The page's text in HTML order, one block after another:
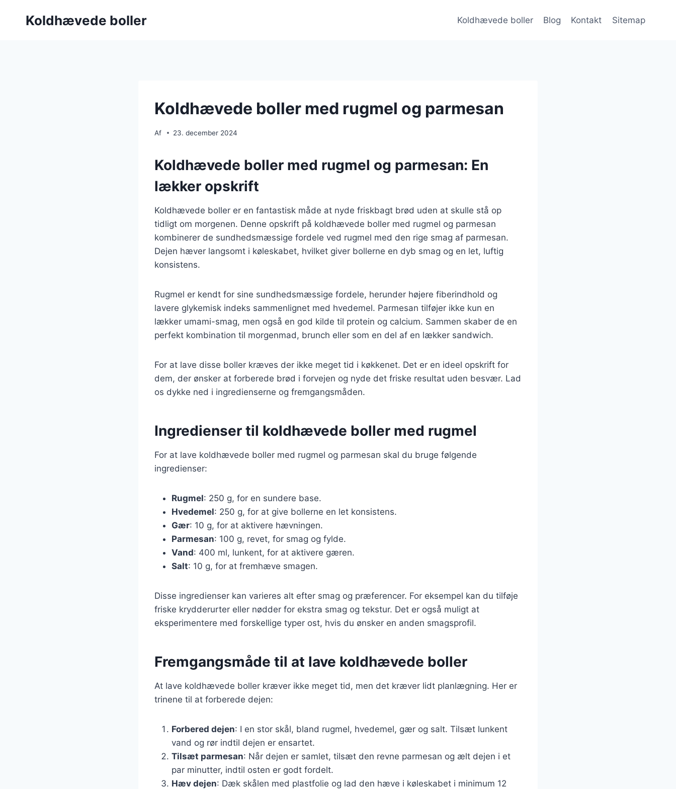
Koldhævede boller Koldhævede boller Blog Kontakt Sitemap
Koldhævede boller med rugmel og parmesan
Af 23. december 2024
Koldhævede boller med rugmel og parmesan: En
lækker opskrift
Koldhævede boller er en fantastisk måde at nyde friskbagt brød uden at skulle stå op
tidligt om morgenen. Denne opskrift på koldhævede boller med rugmel og parmesan
kombinerer de sundhedsmæssige fordele ved rugmel med den rige smag af parmesan.
Dejen hæver langsomt i køleskabet, hvilket giver bollerne en dyb smag og en let, luftig
konsistens.
Rugmel er kendt for sine sundhedsmæssige fordele, herunder højere fiberindhold og
lavere glykemisk indeks sammenlignet med hvedemel. Parmesan tilføjer ikke kun en
lækker umami-smag, men også en god kilde til protein og calcium. Sammen skaber de en
perfekt kombination til morgenmad, brunch eller som en del af en lækker sandwich.
For at lave disse boller kræves der ikke meget tid i køkkenet. Det er en ideel opskrift for
dem, der ønsker at forberede brød i forvejen og nyde det friske resultat uden besvær. Lad
os dykke ned i ingredienserne og fremgangsmåden.
Ingredienser til koldhævede boller med rugmel
For at lave koldhævede boller med rugmel og parmesan skal du bruge følgende
ingredienser:
Rugmel: 250 g, for en sundere base.
Hvedemel: 250 g, for at give bollerne en let konsistens.
Gær: 10 g, for at aktivere hævningen.
Parmesan: 100 g, revet, for smag og fylde.
Vand: 400 ml, lunkent, for at aktivere gæren.
Salt: 10 g, for at fremhæve smagen.
Disse ingredienser kan varieres alt efter smag og præferencer. For eksempel kan du tilføje
friske krydderurter eller nødder for ekstra smag og tekstur. Det er også muligt at
eksperimentere med forskellige typer ost, hvis du ønsker en anden smagsprofil.
Fremgangsmåde til at lave koldhævede boller
At lave koldhævede boller kræver ikke meget tid, men det kræver lidt planlægning. Her er
trinene til at forberede dejen:
Forbered dejen: I en stor skål, bland rugmel, hvedemel, gær og salt. Tilsæt lunkent
vand og rør indtil dejen er ensartet.
Tilsæt parmesan: Når dejen er samlet, tilsæt den revne parmesan og ælt dejen i et
par minutter, indtil osten er godt fordelt.
Hæv dejen: Dæk skålen med plastfolie og lad den hæve i køleskabet i minimum 12